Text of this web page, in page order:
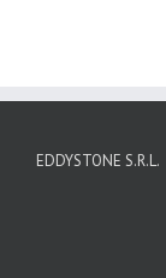
EDDYSTONE S.R.L.